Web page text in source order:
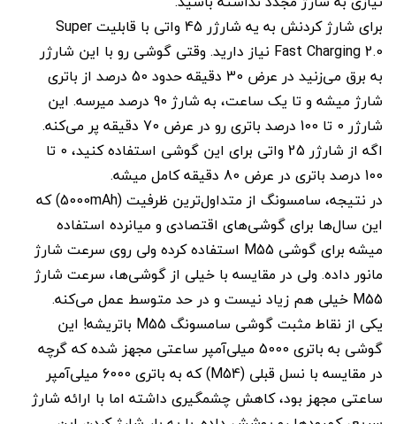
برای شارژ کردنش به یه شارژر 45 واتی با قابلیت Super
Fast Charging 2.0 نیاز دارید. وقتی گوشی رو با این شارژر
به برق می‌زنید در عرض 30 دقیقه حدود 50 درصد از باتری
شارژ میشه و تا یک ساعت، به شارژ 90 درصد میرسه. این
شارژر 0 تا 100 درصد باتری رو در عرض 70 دقیقه پر می‌کنه.
اگه از شارژر 25 واتی برای این گوشی استفاده کنید، 0 تا
100 درصد باتری در عرض 80 دقیقه کامل میشه.
در نتیجه، سامسونگ از متداول‌ترین ظرفیت (5000mAh) که
این سال‌ها برای گوشی‌های اقتصادی و میانرده استفاده
میشه برای گوشی M55 استفاده کرده ولی روی سرعت شارژ
مانور داده. ولی در مقایسه با خیلی از گوشی‌ها، سرعت شارژ
M55 خیلی هم زیاد نیست و در حد متوسط عمل می‌کنه.
یکی از نقاط مثبت گوشی سامسونگ M55 باتریشه! این
گوشی به باتری 5000 میلی‌آمپر ساعتی مجهز شده که گرچه
در مقایسه با نسل قبلی (M54) که به باتری 6000 میلی‌آمپر
ساعتی مجهز بود، کاهش چشمگیری داشته اما با ارائه شارژ‌